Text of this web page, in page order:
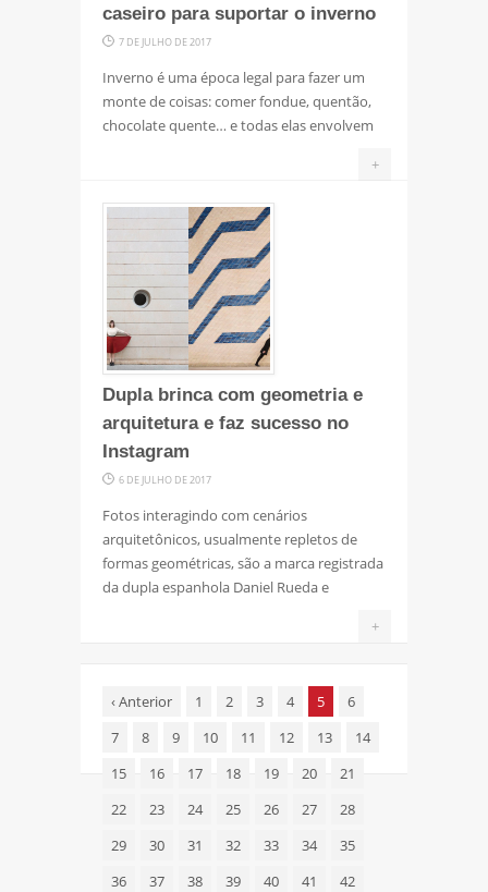
caseiro para suportar o inverno
7 DE JULHO DE 2017
Inverno é uma época legal para fazer um
monte de coisas: comer fondue, quentão,
chocolate quente… e todas elas envolvem
+
Dupla brinca com geometria e
arquitetura e faz sucesso no
Instagram
6 DE JULHO DE 2017
Fotos interagindo com cenários
arquitetônicos, usualmente repletos de
formas geométricas, são a marca registrada
da dupla espanhola Daniel Rueda e
+
‹Anterior 1 2 3 4 5
6
7
8 9 10 11 12 13
14
15
16 17 18 19 20
21
22
23 24 25 26 27
28
29
30 31 32 33 34
35
36
37 38 39 40 41
42